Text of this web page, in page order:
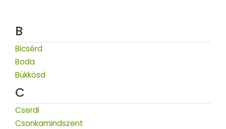
B
Bicsérd
Boda
Bükkösd
C
Cserdi
Csonkamindszent